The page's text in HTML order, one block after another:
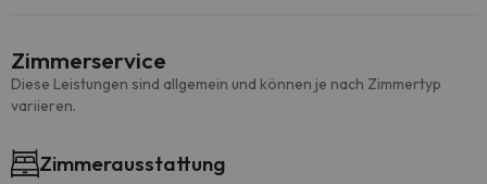
Zimmerservice
Diese Leistungen sind allgemein und können je nach Zimmertyp
variieren.
Zimmerausstattung